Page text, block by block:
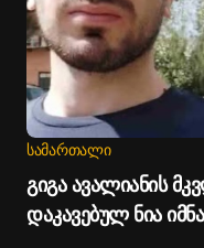
ᲡᲐᲛᲐᲠᲗᲐᲚᲘ
გიგა ავალიანის
დაკავებულ ნია